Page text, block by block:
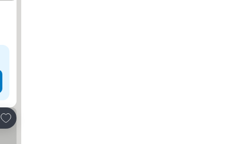
Lägg till i Mina Favoriter